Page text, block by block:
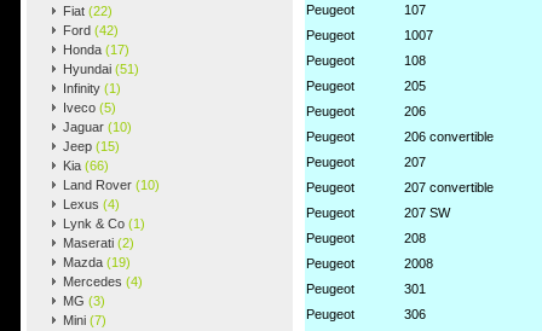
Fiat (22)
Ford (42)
Honda (17)
Hyundai (51)
Infinity (1)
Iveco (5)
Jaguar (10)
Jeep (15)
Kia (66)
Land Rover (10)
Lexus (4)
Lynk & Co (1)
Maserati (2)
Mazda (19)
Mercedes (4)
MG (3)
Mini (7)
Peugeot
107
Peugeot
1007
Peugeot
108
Peugeot
205
Peugeot
206
Peugeot
206 convertible
Peugeot
207
Peugeot
207 convertible
Peugeot
207 SW
Peugeot
208
Peugeot
2008
Peugeot
301
Peugeot
306